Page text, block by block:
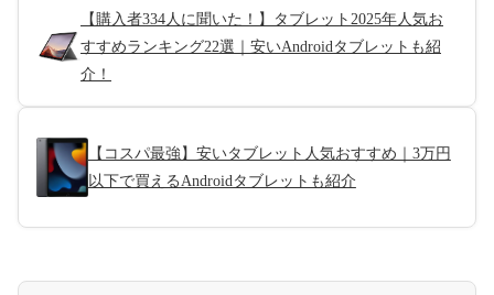
【購入者334人に聞いた！】タブレット2025年人気お
すすめランキング22選｜安いAndroidタブレットも紹
介！
【コスパ最強】安いタブレット人気おすすめ｜3万円
以下で買えるAndroidタブレットも紹介